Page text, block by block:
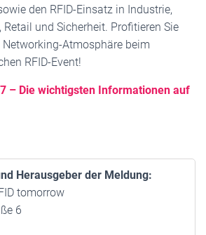
den RFID-Einsatz in Industrie,
Retail und Sicherheit. Profitieren Sie
Atmosphäre beim
RFID-Event!
– Die wichtigsten Informationen auf
Herausgeber der Meldung:
tomorrow
6